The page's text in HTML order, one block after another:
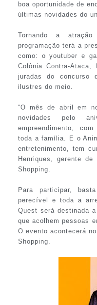
boa oportunidade de
últimas novidades do
Tornando a
programação terá a
como: o youtuber e
Colônia Contra-
juradas do concurso
ilustres do meio.
“O mês de abril em
novidades pelo
empreendimento,
toda a família. E o
entretenimento, tem
Henriques, gerente
Shopping.
Para participar,
perecível e toda a
Quest será destinada
que acolhem pessoas
O evento acontecerá
Shopping.